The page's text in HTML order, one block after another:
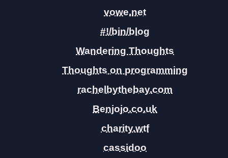
vowe.net
#!/bin/blog
Wandering Thoughts
Thoughts on programming
rachelbythebay.com
Benjojo.co.uk
charity.wtf
cassidoo